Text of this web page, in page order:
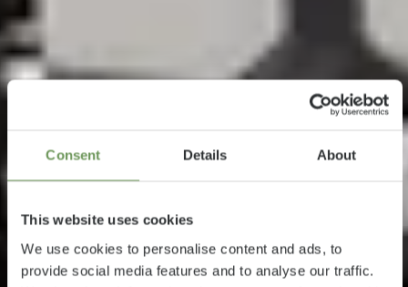
Consent Details About
This website uses cookies
We use cookies to personalise content and ads, to
provide social media features and to analyse our traffic.